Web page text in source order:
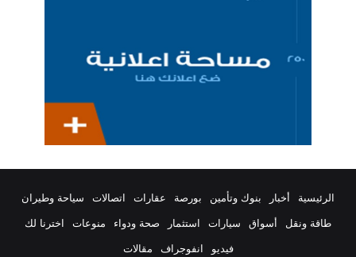
الرئيسية أخبار بنوك وتأمين بورصة عقارات اتصالات
سياحة وطيران
طاقة ونقل
أسواق سيارات استثمار صحة ودواء منوعات
اخترنا لك
فيديو
انفوجراف مقالات